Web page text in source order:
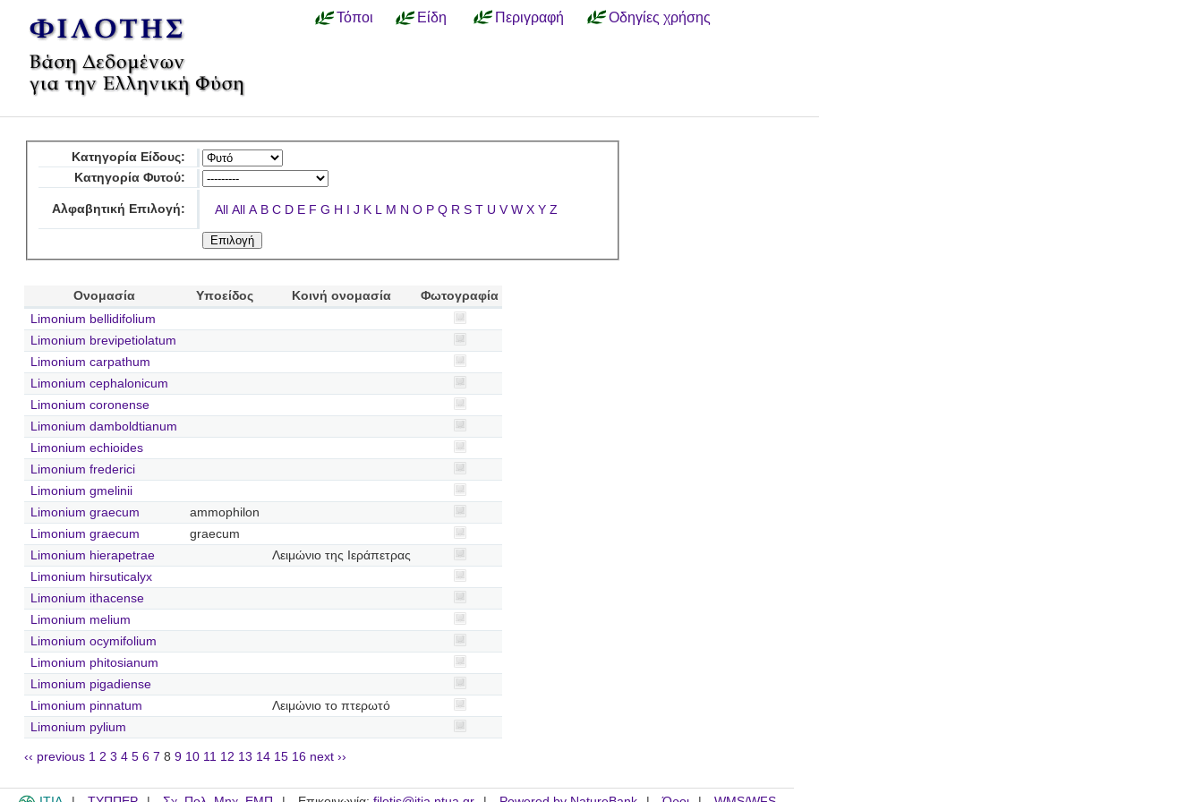
Τόποι Είδη Περιγραφή Οδηγίες χρήσης
Κατηγορία Είδους:
Κατηγορία Φυτού:
Αλφαβητική Επιλογή: All All A B C D E F G H I J K L M N O P Q R S T U V W X Y Z
Ονομασία Υποείδος Κοινή ονομασία
Φωτογραφία
Limonium bellidifolium
Limonium brevipetiolatum
Limonium carpathum
Limonium cephalonicum
Limonium coronense
Limonium damboldtianum
Limonium echioides
Limonium frederici
Limonium gmelinii
Limonium graecum
ammophilon
Limonium graecum
graecum
Limonium hierapetrae
Λειμώνιο της Ιεράπετρας
Limonium hirsuticalyx
Limonium ithacense
Limonium melium
Limonium ocymifolium
Limonium phitosianum
Limonium pigadiense
Limonium pinnatum
Λειμώνιο το πτερωτό
Limonium pylium
‹‹ previous 1 2 3 4 5 6 7 8 9 10 11 12 13 14 15 16 next ››